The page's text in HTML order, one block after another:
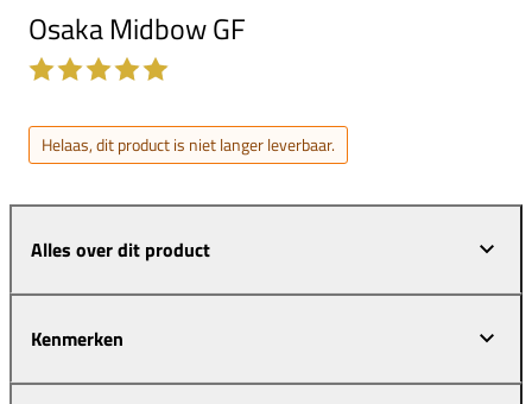
Osaka Midbow GF
Helaas, dit product is niet langer leverbaar.
Alles over dit product
Kenmerken